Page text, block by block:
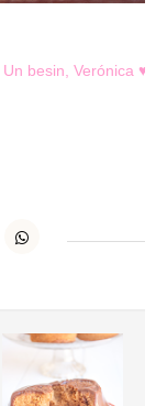
Un besin, Verónica ♥